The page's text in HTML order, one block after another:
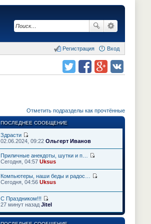
Вход
Регистрация
Отметить подразделы как прочтённые
ПОСЛЕДНЕЕ СООБЩЕНИЕ
Здрасти
П
е
й
т
и
к
о
с
л
е
д
02.06.2024, 09:22 Ольгерт Иванов
Приличные анекдоты, шутки и п…
р
е
т
о
Сегодня, 04:57 Uksus
Компьютеры, наши беды и радос…
р
т
и
Сегодня, 04:56 Uksus
С Праздником!!!
П
р
е
27 минут назад Jitel